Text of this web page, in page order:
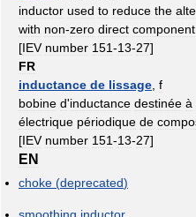
inductor used to reduce the
with non-zero direct component
[IEV number 151-13-27]
FR
inductance de lissage f
bobine d'inductance destinée à
électrique périodique de
[IEV number 151-13-27]
EN
choke (deprecated)